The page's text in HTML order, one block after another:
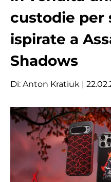
custodie per
ispirate a
Shadows
Di: Anton Kratiuk |